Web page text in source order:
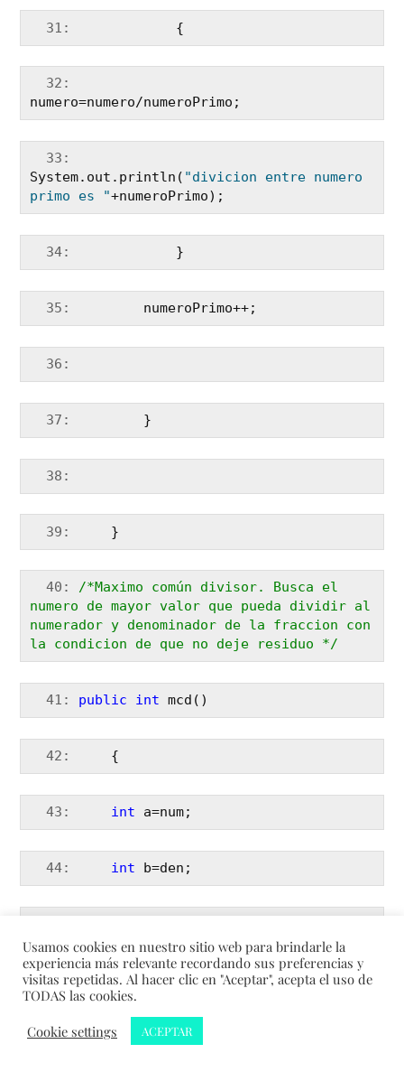
  31:
             {
  32:
numero=numero/numeroPrimo;
  33:
System.out.println( "divicion entre numero
primo es "+numeroPrimo);
  34:
             }
  35:
         numeroPrimo++;
  36:
  37:
         }
  38:
  39:
     }
  40:
/*Maximo común divisor. Busca el
numero de mayor valor que pueda dividir al
numerador y denominador de la fraccion con
la condicion de que no deje residuo */
  41:
public int mcd()
  42:
     {
  43:
int a=num;
  44:
int b=den;
  46:
int z=1;;
  47:
if (a>b)
Usamos cookies en nuestro sitio web para brindarle la
experiencia más relevante recordando sus preferencias y
visitas repetidas. Al hacer clic en "Aceptar", acepta el uso de
TODAS las cookies.
Cookie settings
ACEPTAR